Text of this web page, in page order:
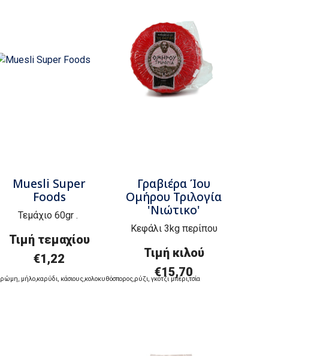
Muesli Super
Foods
Τεμάχιο 60gr .
Τιμή τεμαχίου
€1,22
ρώμη, μήλο,καρύδι, κάσιους,κολοκυθόσπορος,ρύζι, γκότζι μπέρι,τσία
Γραβιέρα Ίου
Ομήρου Τριλογία
'Νιώτικο'
Κεφάλι 3kg περίπου
Τιμή κιλού
€15,70